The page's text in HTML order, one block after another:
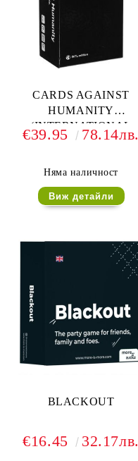
CARDS AGAINST
HUMANITY
(INTERNATIONAL
EDITION)
€39.95 78.14лв.
Няма наличност
Виж детайли
BLACKOUT
€16.45 32.17лв.